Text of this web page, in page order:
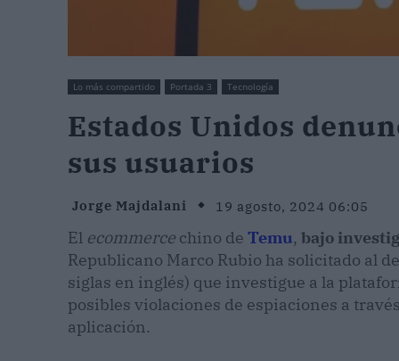
Lo más compartido Portada 3 Tecnología
Estados Unidos
sus usuarios
Jorge Majdalani 19 agosto, 2024 06:05
El ecommerce chino de Temu, bajo
Republicano Marco Rubio ha solicitado al
siglas en inglés) que investigue a la
posibles violaciones de espiaciones a
aplicación.